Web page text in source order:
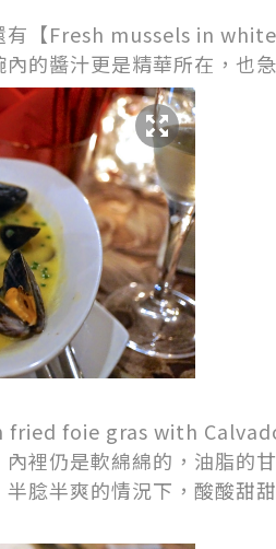
有【Fresh mussels in
的醬汁更是精華所在，也
fried foie gras with
裡仍是軟綿綿的，油脂的
腍半爽的情況下，酸酸甜